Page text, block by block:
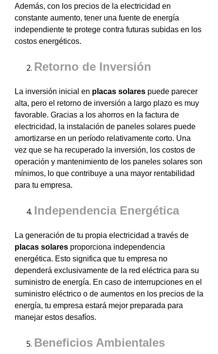
Además, con los precios de la electricidad en
constante aumento, tener una fuente de energía
independiente te protege contra futuras subidas en los
costos energéticos.
Retorno de Inversión
La inversión inicial en placas solares puede parecer
alta, pero el retorno de inversión a largo plazo es muy
favorable. Gracias a los ahorros en la factura de
electricidad, la instalación de paneles solares puede
amortizarse en un período relativamente corto. Una
vez que se ha recuperado la inversión, los costos de
operación y mantenimiento de los paneles solares son
mínimos, lo que contribuye a una mayor rentabilidad
para tu empresa.
Independencia Energética
La generación de tu propia electricidad a través de
placas solares proporciona independencia
energética. Esto significa que tu empresa no
dependerá exclusivamente de la red eléctrica para su
suministro de energía. En caso de interrupciones en el
suministro eléctrico o de aumentos en los precios de la
energía, tu empresa estará mejor preparada para
manejar estos desafíos.
Beneficios Ambientales